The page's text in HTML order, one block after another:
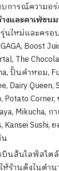
บการณ์ความอ
งและคาเฟ่ขน
ใหม่และครอ
Boost
The
ปั้นคำหอม,
Dairy Queen,
Potato
Kansei Sushi,
นสันไลฟ์สไต
ร้านดังในตำ